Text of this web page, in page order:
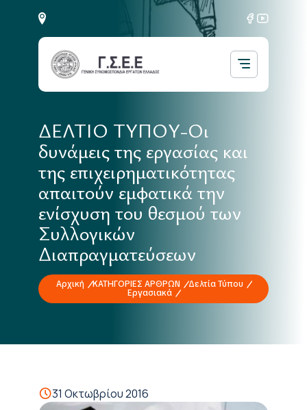
ΔΕΛΤΙΟ ΤΥΠΟΥ-Οι
δυνάμεις της εργασίας και
της επιχειρηματικότητας
απαιτούν εμφατικά την
ενίσχυση του θεσμού των
Συλλογικών
Διαπραγματεύσεων
Αρχική ΚΑΤΗΓΟΡΙΕΣ ΑΡΘΡΩΝ
Δελτία Τύπου
Εργασιακά
31 Οκτωβρίου 2016